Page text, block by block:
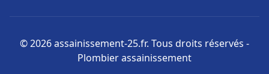
© 2026 assainissement-25.fr. Tous droits réservés -
Plombier assainissement